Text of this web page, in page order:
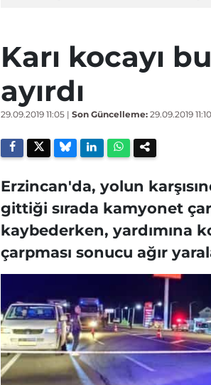
Karı kocayı
ayırdı
29.09.2019 11:05 | Son Güncelleme: 29.09.2019 11:10
Erzincan'da, yolun
gittiği sırada kamyonet
kaybederken, yardımına
çarpması sonucu ağır